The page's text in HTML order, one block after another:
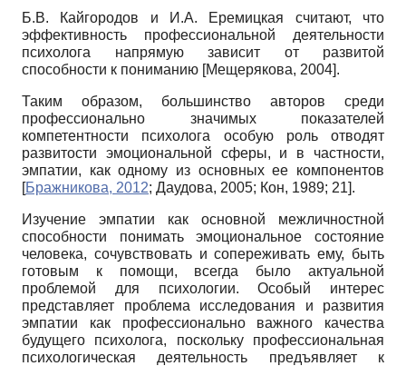
Б.В. Кайгородов и И.А. Еремицкая считают, что
эффективность профессиональной деятельности
психолога напрямую зависит от развитой
способности к пониманию [Мещерякова, 2004].
Таким образом, большинство авторов среди
профессионально значимых показателей
компетентности психолога особую роль отводят
развитости эмоциональной сферы, и в частности,
эмпатии, как одному из основных ее компонентов
[Бражникова, 2012; Даудова, 2005; Кон, 1989; 21].
Изучение эмпатии как основной межличностной
способности понимать эмоциональное состояние
человека, сочувствовать и сопереживать ему, быть
готовым к помощи, всегда было актуальной
проблемой для психологии. Особый интерес
представляет проблема исследования и развития
эмпатии как профессионально важного качества
будущего психолога, поскольку профессиональная
психологическая деятельность предъявляет к